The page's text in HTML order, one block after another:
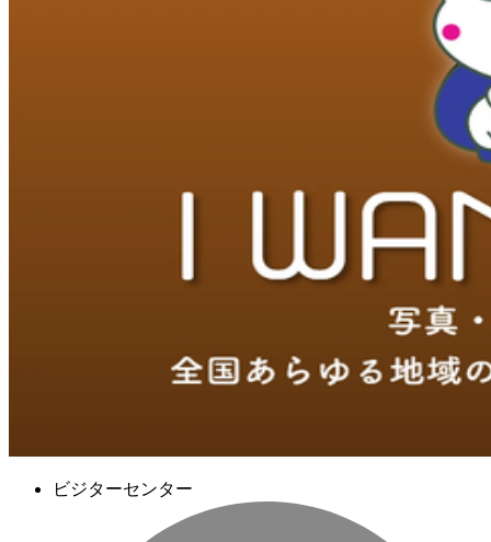
ビジターセンター